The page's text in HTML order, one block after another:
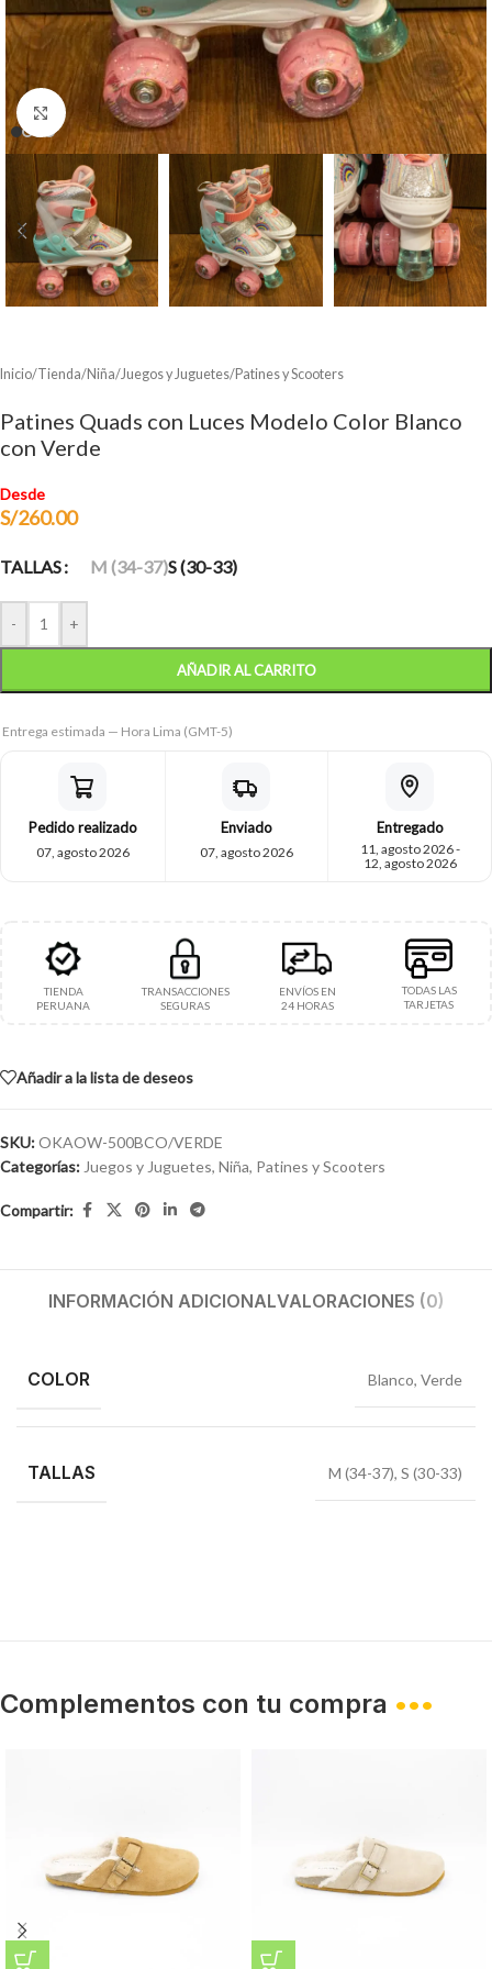
Clic para ampliar
Inicio/Tienda/Niña/Juegos y Juguetes/Patines y Scooters
Patines Quads con Luces Modelo Color Blanco
con Verde
Desde
S/260.00
TALLAS M (34-37)S (30-33)
- +
AÑADIR AL CARRITO
Entrega estimada — Hora Lima (GMT-5)
Pedido realizado
07, agosto 2026
Enviado
07, agosto 2026
Entregado
11, agosto 2026 -
12, agosto 2026
TIENDA
PERUANA
TRANSACCIONES
SEGURAS
ENVÍOS EN
24 HORAS
TODAS LAS
TARJETAS
Añadir a la lista de deseos
SKU:OKAOW-500BCO/VERDE
Categorías: Juegos y Juguetes, Niña, Patines y Scooters
Compartir:
INFORMACIÓN ADICIONALVALORACIONES (0)
COLOR Blanco, Verde
TALLAS M (34-37), S (30-33)
Complementos con tu compra •••